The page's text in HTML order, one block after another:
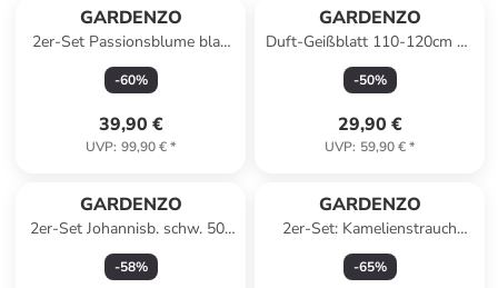
GARDENZO
2er-Set Passionsblume blau
110-120cm 2L Topf
-60%
39,90 €
UVP: 99,90 €*
GARDENZO
Duft-Geißblatt 110-120cm 2L
Topf
-50%
29,90 €
UVP: 59,90 €*
GARDENZO
2er-Set Johannisb. schw. 50-
60cm 2L Topf
-58%
GARDENZO
2er-Set: Kamelienstrauch
"Japanische Rose" XL in
Tricolor
-65%